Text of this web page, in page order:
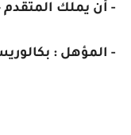
- أن يملك
- المؤهل :